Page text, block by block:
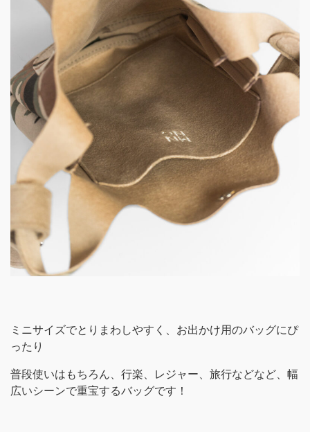
ミニサイズでとりまわしやすく、お出かけ用のバッグにぴ
ったり
普段使いはもちろん、行楽、レジャー、旅行などなど、幅
広いシーンで重宝するバッグです！